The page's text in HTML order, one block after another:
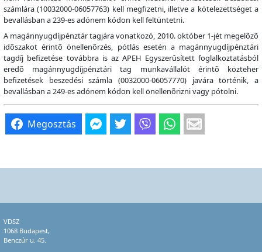
számlára (10032000-06057763) kell megfizetni, illetve a kötelezettséget a
bevallásban a 239-es adónem kódon kell feltüntetni.
A magánnyugdíjpénztár tagjára vonatkozó, 2010. október 1-jét megelõzõ
idõszakot érintõ önellenõrzés, pótlás esetén a magánnyugdíjpénztári
tagdíj befizetése továbbra is az APEH Egyszerûsített foglalkoztatásból
eredõ magánnyugdíjpénztári tag munkavállalót érintõ közteher
befizetések beszedési számla (0032000-06057770) javára történik, a
bevallásban a 249-es adónem kódon kell önellenõrizni vagy pótolni.
Megosztás
VDSZ
1068 Budapest,
Benczúr u. 45.